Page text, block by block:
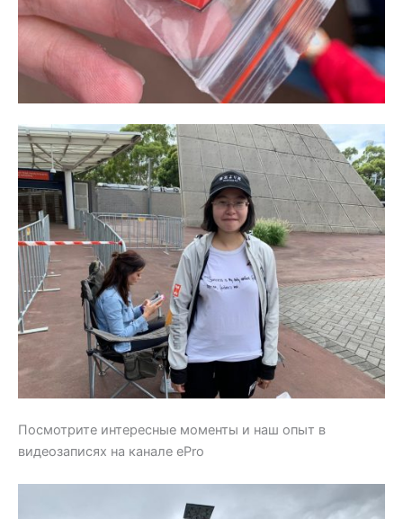
Посмотрите интересные моменты и наш опыт в
видеозаписях на канале ePro